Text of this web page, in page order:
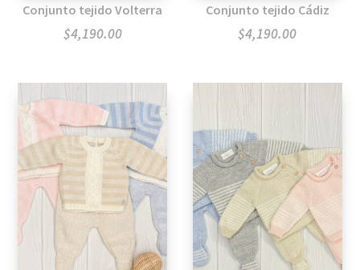
Conjunto tejido Volterra
$4,190.00
Conjunto tejido Cádiz
$4,190.00